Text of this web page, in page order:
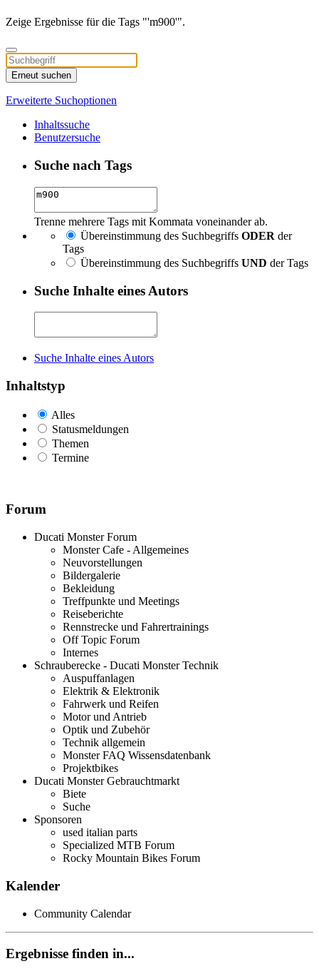
Zeige Ergebnisse für die Tags "'m900'".
Erneut suchen
Erweiterte Suchoptionen
Inhaltssuche
Benutzersuche
Suche nach Tags
Trenne mehrere Tags mit Kommata voneinander ab.
Übereinstimmung des Suchbegriffs ODER der
Tags
Übereinstimmung des Suchbegriffs UND der Tags
Suche Inhalte eines Autors
Suche Inhalte eines Autors
Inhaltstyp
Alles
Statusmeldungen
Themen
Termine
Forum
Ducati Monster Forum
Monster Cafe - Allgemeines
Neuvorstellungen
Bildergalerie
Bekleidung
Treffpunkte und Meetings
Reiseberichte
Rennstrecke und Fahrertrainings
Off Topic Forum
Internes
Schrauberecke - Ducati Monster Technik
Auspuffanlagen
Elektrik & Elektronik
Fahrwerk und Reifen
Motor und Antrieb
Optik und Zubehör
Technik allgemein
Monster FAQ Wissensdatenbank
Projektbikes
Ducati Monster Gebrauchtmarkt
Biete
Suche
Sponsoren
used italian parts
Specialized MTB Forum
Rocky Mountain Bikes Forum
Kalender
Community Calendar
Ergebnisse finden in...